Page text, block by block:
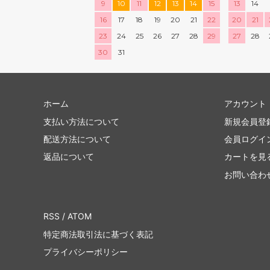
9 10 11 12 13 14
15
16
17 18 19 20 21
22
23
24 25 26 27 28
29
30
31
13
14
20
21
27
28
ホーム
支払い方法について
配送方法について
返品について
アカウント
新規会員登
会員ログイ
カートを見
お問い合わ
RSS / ATOM
特定商法取引法に基づく表記
プライバシーポリシー